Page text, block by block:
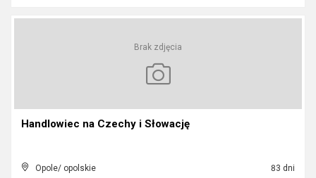
Brak zdjęcia
Handlowiec na Czechy i Słowację
Opole/ opolskie 83 dni